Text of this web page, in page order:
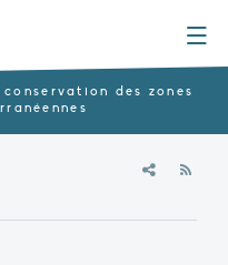
des zones